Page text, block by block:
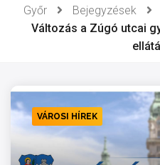
Győr Bejegyzések
Változás a Zúgó utcai
VÁROSI HÍREK